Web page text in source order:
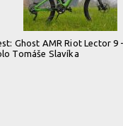
Ghost AMR Riot Lector 9 -
Tomáše Slavíka